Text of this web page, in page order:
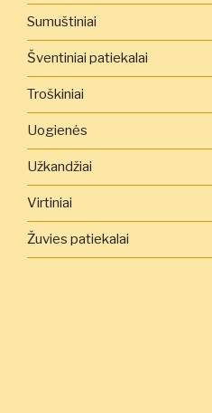
Sumuštiniai
Šventiniai patiekalai
Troškiniai
Uogienės
Užkandžiai
Virtiniai
Žuvies patiekalai